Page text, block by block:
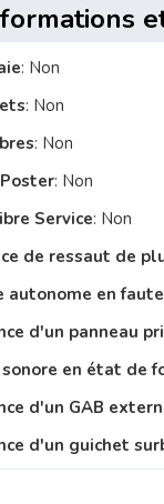
: Non
: Non
: Non
: Non
Service: Non
de ressaut de
autonome en
d'un panneau
en état de
d'un GAB
d'un guichet